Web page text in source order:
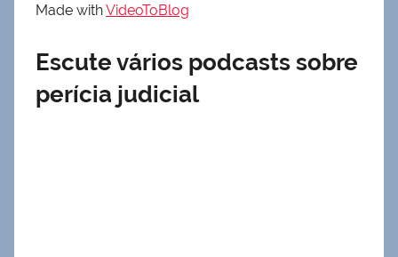
Made withVideoToBlog
Escute vários podcasts sobre
perícia judicial